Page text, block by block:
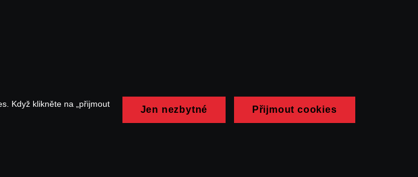
Když klikněte na „přijmout
Jen nezbytné Přijmout cookies